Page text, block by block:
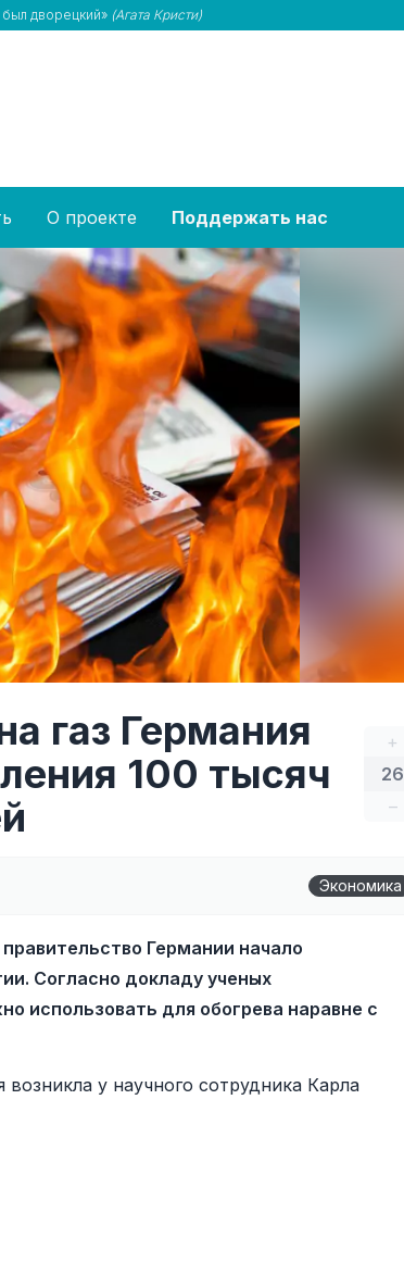
дворецкий» (Агата Кристи)
О проекте Поддержать нас
+
26
–
газ Германия
100 тысяч
Экономика
Германии начало
Согласно докладу ученых
использовать для обогрева наравне с
у научного сотрудника Карла